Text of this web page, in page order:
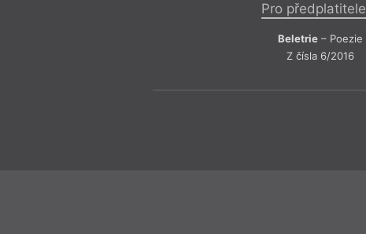
Pro předplatitele
Beletrie– Poezie
Z čísla 6/2016